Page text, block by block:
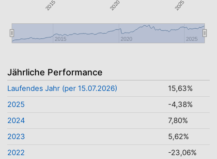
2015 2020 2025
2015 2020 2025
Jährliche Performance
Laufendes Jahr (per 15.07.2026)
15,63%
2025
-4,38%
2024
7,80%
2023
5,62%
2022
-23,06%